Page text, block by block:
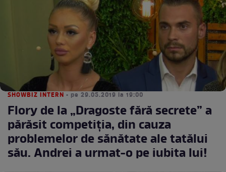
SHOWBIZ INTERN • pe 29.05.2019 la 19:00
Flory de la „Dragoste fără secrete” a
părăsit competiția, din cauza
problemelor de sănătate ale tatălui
său. Andrei a urmat-o pe iubita lui!